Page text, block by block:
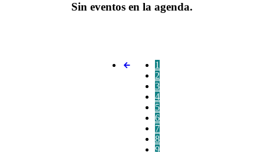
Sin eventos en la agenda.
1
2
3
4
5
6
7
8
9